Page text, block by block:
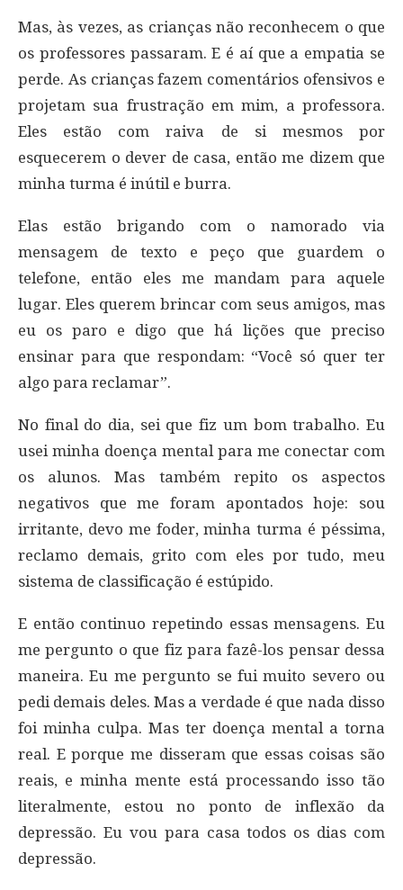
Mas, às vezes, as crianças não reconhecem o que
os professores passaram. E é aí que a empatia se
perde. As crianças fazem comentários ofensivos e
projetam sua frustração em mim, a professora.
Eles estão com raiva de si mesmos por
esquecerem o dever de casa, então me dizem que
minha turma é inútil e burra.
Elas estão brigando com o namorado via
mensagem de texto e peço que guardem o
telefone, então eles me mandam para aquele
lugar. Eles querem brincar com seus amigos, mas
eu os paro e digo que há lições que preciso
ensinar para que respondam: “Você só quer ter
algo para reclamar”.
No final do dia, sei que fiz um bom trabalho. Eu
usei minha doença mental para me conectar com
os alunos. Mas também repito os aspectos
negativos que me foram apontados hoje: sou
irritante, devo me foder, minha turma é péssima,
reclamo demais, grito com eles por tudo, meu
sistema de classificação é estúpido.
E então continuo repetindo essas mensagens. Eu
me pergunto o que fiz para fazê-los pensar dessa
maneira. Eu me pergunto se fui muito severo ou
pedi demais deles. Mas a verdade é que nada disso
foi minha culpa. Mas ter doença mental a torna
real. E porque me disseram que essas coisas são
reais, e minha mente está processando isso tão
literalmente, estou no ponto de inflexão da
depressão. Eu vou para casa todos os dias com
depressão.